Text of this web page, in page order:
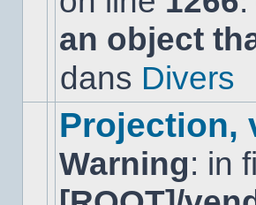
nouveau
message
non-
dans
an object
dans Divers
Projection,
Warning: in